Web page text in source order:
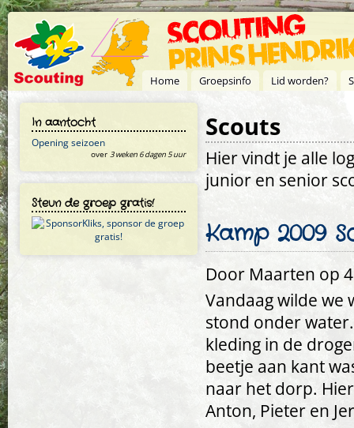
Overslaan en naar de inhoud gaan
Home Groepsinfo Lid worden?
In aantocht
Opening seizoen
over 3 weken 6 dagen 5 uur
Steun de groep gratis!
Scouts
Hier vindt je alle
junior en senior
Kamp 2009
Door Maarten op
Vandaag wilde we
stond onder
kleding in de
beetje aan kant
naar het dorp.
Anton, Pieter en